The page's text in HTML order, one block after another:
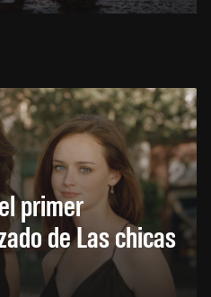
primer
de Las chicas